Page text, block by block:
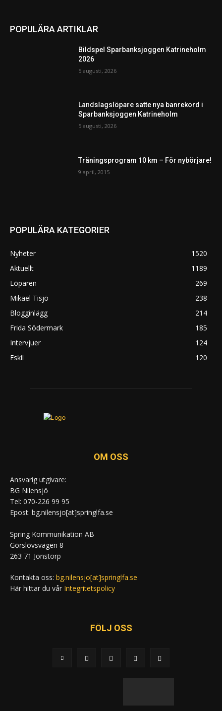
POPULÄRA ARTIKLAR
Bildspel Sparbanksjoggen Katrineholm
2026
5 augusti, 2026
Landslagslöpare satte nya banrekord i
Sparbanksjoggen Katrineholm
5 augusti, 2026
Träningsprogram 10 km – För nybörjare!
9 april, 2015
POPULÄRA KATEGORIER
Nyheter
1520
Aktuellt
1189
Löparen
269
Mikael Tisjö
238
Blogginlägg
214
Frida Södermark
185
Intervjuer
124
Eskil
120
OM OSS
Ansvarig utgivare:
BG Nilensjö
Tel: 070-226 99 95
Epost: bg.nilensjo[at]springlfa.se
Spring Kommunikation AB
Görslövsvägen 8
263 71 Jonstorp
Kontakta oss: bg.nilensjo[at]springlfa.se
Här hittar du vår Integritetspolicy
FÖLJ OSS